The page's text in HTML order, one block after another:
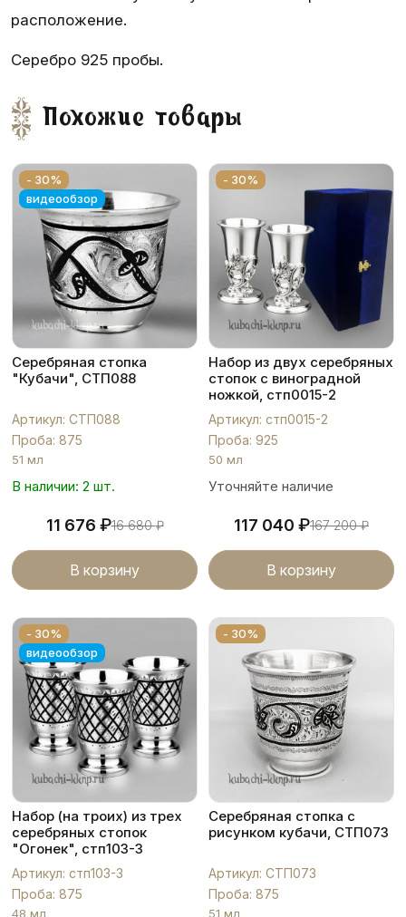
расположение.
Серебро 925 пробы.
Похожие товары
- 30%
видеообзор
Серебряная стопка
"Кубачи", СТП088
Артикул: СТП088
Проба: 875
51 мл
В наличии: 2 шт.
11 676 ₽16 680₽
В корзину
- 30%
Набор из двух серебряных
стопок с виноградной
ножкой, стп0015-2
Артикул: стп0015-2
Проба: 925
50 мл
Уточняйте наличие
117 040 ₽167 200₽
В корзину
- 30%
видеообзор
Набор (на троих) из трех
серебряных стопок
"Огонек", стп103-3
Артикул: стп103-3
Проба: 875
48 мл
- 30%
Серебряная стопка с
рисунком кубачи, СТП073
Артикул: СТП073
Проба: 875
51 мл